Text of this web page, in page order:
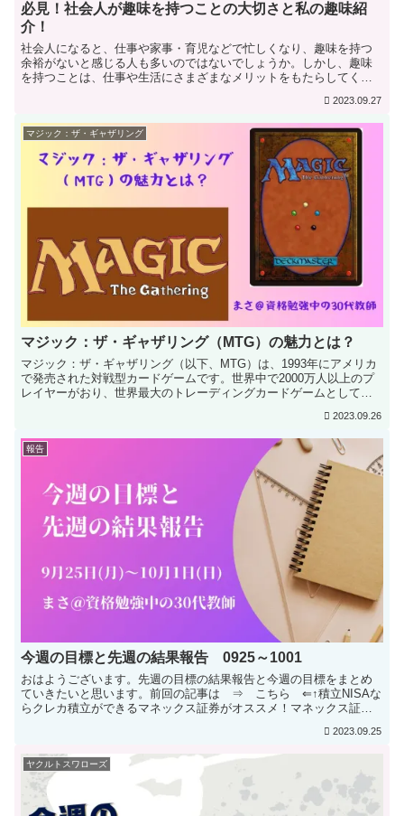
必見！社会人が趣味を持つことの大切さと私の趣味紹
介！
社会人になると、仕事や家事・育児などで忙しくなり、趣味を持つ
余裕がないと感じる人も多いのではないでしょうか。しかし、趣味
を持つことは、仕事や生活にさまざまなメリットをもたらしてくれ
2023.09.27
マジック：ザ・ギャザリング
マジック：ザ・ギャザリング（MTG）の魅力とは？
マジック：ザ・ギャザリング（以下、MTG）は、1993年にアメリカ
で発売された対戦型カードゲームです。世界中で2000万人以上のプ
レイヤーがおり、世界最大のトレーディングカードゲームとして知
2023.09.26
報告
今週の目標と先週の結果報告 0925～1001
おはようございます。先週の目標の結果報告と今週の目標をまとめ
ていきたいと思います。前回の記事は ⇒ こちら ⇐↑積立NISAな
らクレカ積立ができるマネックス証券がオススメ！マネックス証券
2023.09.25
ヤクルトスワローズ